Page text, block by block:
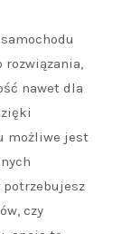
rozwiązania,
nawet dla
możliwe jest
potrzebujesz
czy